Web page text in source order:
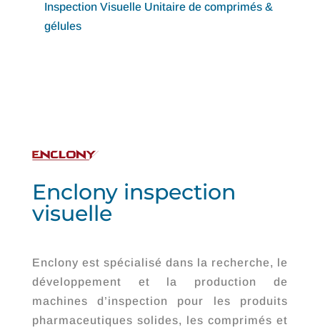
Inspection Visuelle Unitaire de comprimés &
gélules
Enclony inspection
visuelle
Enclony est spécialisé dans la recherche, le
développement et la production de
machines d’inspection pour les produits
pharmaceutiques solides, les comprimés et